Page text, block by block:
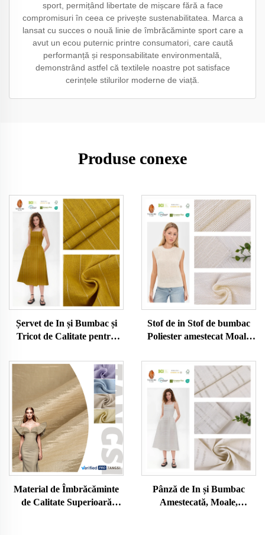
sport, permițând libertate de mișcare fără a face
compromisuri în ceea ce privește sustenabilitatea. Marca a
lansat cu succes o nouă linie de îmbrăcăminte sport care a
avut un ecou puternic printre consumatori, care caută
performanță și responsabilitate environmentală,
demonstrând astfel că textilele noastre pot satisface
cerințele stilurilor moderne de viață.
Produse conexe
Șervet de In și Bumbac și
Tricot de Calitate pentru
Femei și Bărbați și pentru
Ȟământ
Stof de in Stof de bumbac
Poliester amestecat Moale
Prietenos cu pielea Haine
pentru femei și bărbați Stof
pentru rochii Stof pentru
îmbrăcăminte
Material de Îmbrăcăminte
de Calitate Superioară
Pânză de In și Bumbac
Amestecată, Moale,